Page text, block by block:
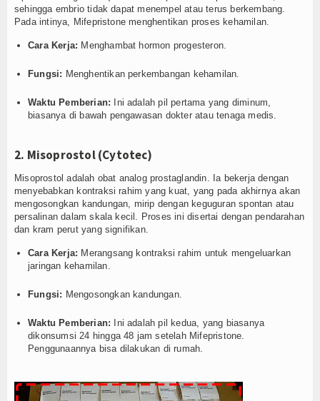
sehingga embrio tidak dapat menempel atau terus berkembang.
Pada intinya, Mifepristone menghentikan proses kehamilan.
Cara Kerja: Menghambat hormon progesteron.
Fungsi: Menghentikan perkembangan kehamilan.
Waktu Pemberian: Ini adalah pil pertama yang diminum,
biasanya di bawah pengawasan dokter atau tenaga medis.
2. Misoprostol (Cytotec)
Misoprostol adalah obat analog prostaglandin. Ia bekerja dengan
menyebabkan kontraksi rahim yang kuat, yang pada akhirnya akan
mengosongkan kandungan, mirip dengan keguguran spontan atau
persalinan dalam skala kecil. Proses ini disertai dengan pendarahan
dan kram perut yang signifikan.
Cara Kerja: Merangsang kontraksi rahim untuk mengeluarkan
jaringan kehamilan.
Fungsi: Mengosongkan kandungan.
Waktu Pemberian: Ini adalah pil kedua, yang biasanya
dikonsumsi 24 hingga 48 jam setelah Mifepristone.
Penggunaannya bisa dilakukan di rumah.